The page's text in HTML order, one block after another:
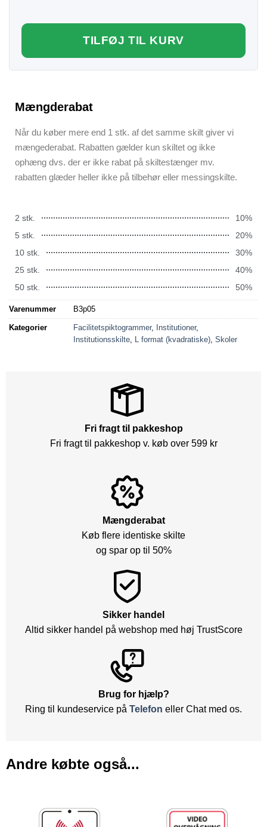
TILFØJ TIL KURV
Mængderabat
Når du køber mere end 1 stk. af det samme skilt giver vi
mængederabat. Rabatten gælder kun skiltet og ikke
ophæng dvs. der er ikke rabat på skiltestænger mv.
rabatten glæder heller ikke på tilbehør eller messingskilte.
2 stk.
10%
5 stk.
20%
10 stk.
30%
25 stk.
40%
50 stk.
50%
Varenummer B3p05
Kategorier Facilitetspiktogrammer, Institutioner,
Institutionsskilte, L format (kvadratiske), Skoler
Fri fragt til pakkeshop
Fri fragt til pakkeshop v. køb over 599 kr
Mængderabat
Køb flere identiske skilte
og spar op til 50%
Sikker handel
Altid sikker handel på webshop med høj TrustScore
Brug for hjælp?
Ring til kundeservice på Telefon eller Chat med os.
Andre købte også...